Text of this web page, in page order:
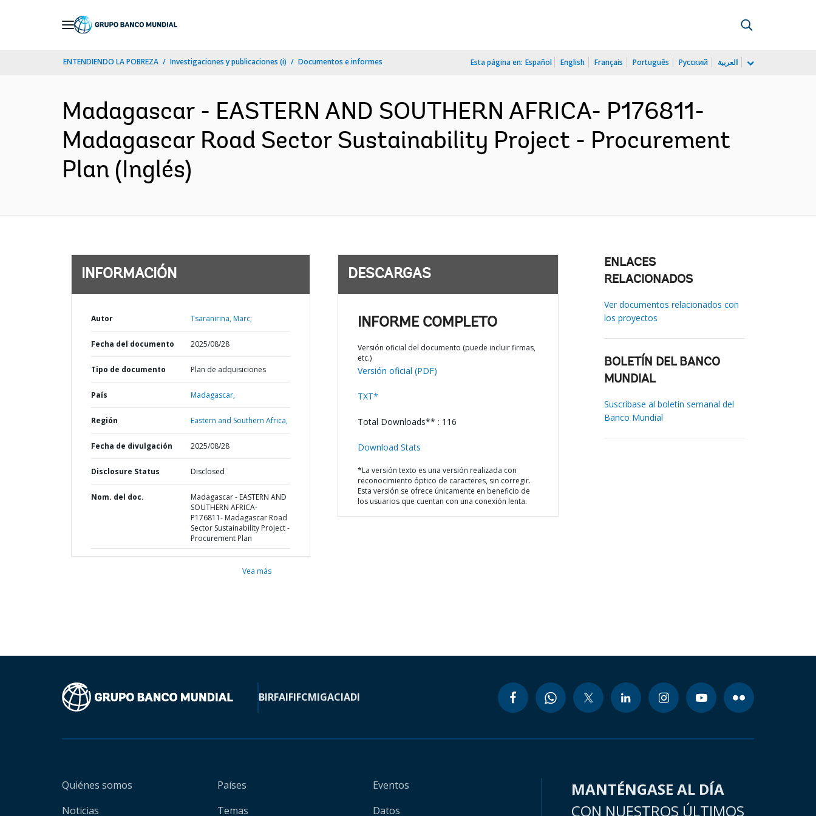
ENTENDIENDO LA POBREZA Investigaciones y publicaciones (i) Documentos e informes Esta página en: Español English Français Português Русский العربية
Madagascar - EASTERN AND SOUTHERN AFRICA- P176811-
Madagascar Road Sector Sustainability Project - Procurement
Plan (Inglés)
INFORMACIÓN
Autor Tsaranirina, Marc;
Fecha del documento 2025/08/28
Tipo de documento Plan de adquisiciones
País Madagascar,
Región Eastern and Southern Africa,
Fecha de divulgación 2025/08/28
Disclosure Status Disclosed
Nom. del doc.
Madagascar - EASTERN AND
SOUTHERN AFRICA-
P176811- Madagascar Road
Sector Sustainability Project -
Procurement Plan
Vea más
DESCARGAS
INFORME COMPLETO
Versión oficial del documento (puede incluir firmas,
etc.)
Versión oficial (PDF)
TXT*
Total Downloads** : 116
Download Stats
*La versión texto es una versión realizada con
reconocimiento óptico de caracteres, sin corregir.
Esta versión se ofrece únicamente en beneficio de
los usuarios que cuentan con una conexión lenta.
ENLACES
RELACIONADOS
Ver documentos relacionados con
los proyectos
BOLETÍN DEL BANCO
MUNDIAL
Suscríbase al boletín semanal del
Banco Mundial
BIRFAIFIFCMIGACIADI
Quiénes somos
Noticias
Países
Temas
Eventos
Datos
MANTÉNGASE AL DÍA
CON NUESTROS ÚLTIMOS